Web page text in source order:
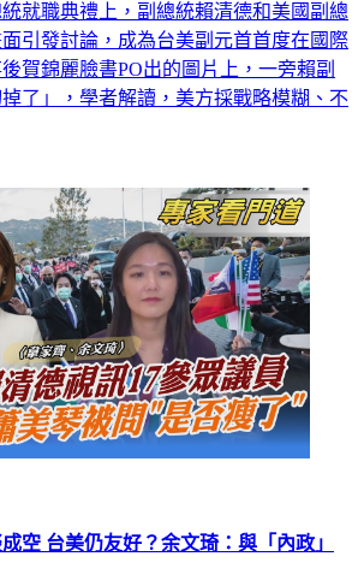
就職典禮上，副總統賴清德和美國副總
引發討論，成為台美副元首首度在國際
賀錦麗臉書PO出的圖片上，一旁賴副
了」，學者解讀，美方採戰略模糊、不
空 台美仍友好？余文琦：與「內政」